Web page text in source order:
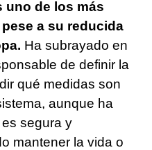
uno de los más
a su reducida
Ha subrayado en
de definir la
qué medidas son
aunque ha
segura y
mantener la vida o